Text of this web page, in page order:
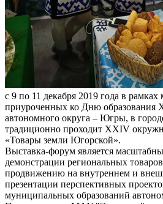
с 9 по 11 декабря 2019 года в рамках
приуроченных ко Дню образования
автономного округа – Югры, в
традиционно проходит XXIV
«Товары земли Югорской».
Выставка-форум является
демонстрации региональных
продвижению на внутреннем и
презентации перспективных
муниципальных образований